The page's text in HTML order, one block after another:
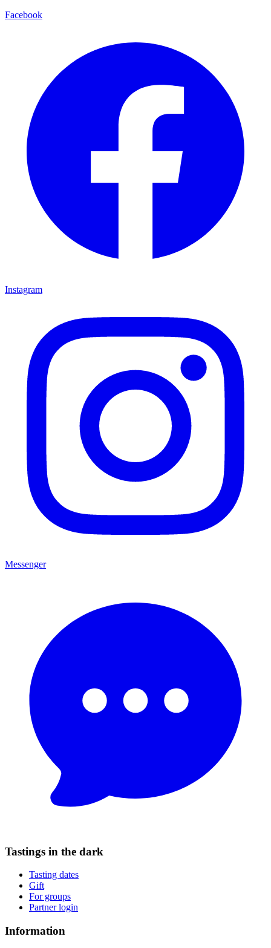
Facebook
Instagram
Messenger
Tastings in the dark
Tasting dates
Gift
For groups
Partner login
Information